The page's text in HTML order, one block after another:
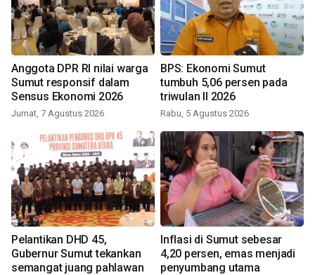
Anggota DPR RI nilai warga
Sumut responsif dalam
Sensus Ekonomi 2026
Jumat, 7 Agustus 2026
BPS: Ekonomi Sumut
tumbuh 5,06 persen pada
triwulan II 2026
Rabu, 5 Agustus 2026
Pelantikan DHD 45,
Gubernur Sumut tekankan
semangat juang pahlawan
Inflasi di Sumut sebesar
4,20 persen, emas menjadi
penyumbang utama